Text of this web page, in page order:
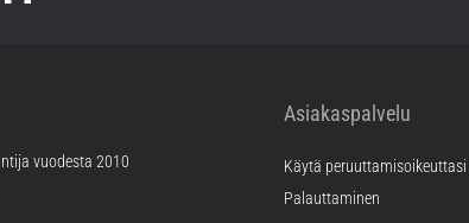
vuodesta 2010
Asiakaspalvelu
Käytä
Palauttaminen